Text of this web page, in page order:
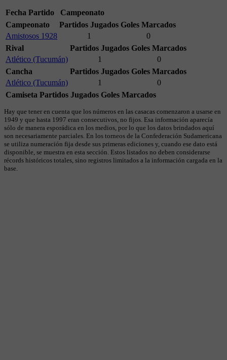
Fecha Partido
Campeonato
Campeonato
Partidos Jugados Goles Marcados
Amistosos 1928
1
0
Rival
Partidos Jugados Goles Marcados
Atlético (Tucumán)
1
0
Cancha
Partidos Jugados Goles Marcados
Atlético (Tucumán)
1
0
Camiseta Partidos Jugados Goles Marcados
Hay que tener en cuenta que los números en las casacas comenzaron a usarse en
1949 y que hasta 1997 eran consecutivos, no fijos. Esa información aparecía
sólo de manera esporádica en los medios, por lo que los datos brindados aquí
son necesariamente parciales. En los torneos de la Confederación Sudamericana
se utiliza numeración fija desde sus primeras ediciones y, cuando ese dato está
disponible, se muestra en esta sección. Estos listados no deben considerarse
récords históricos totales, sino registros limitados a la información cargada en la
base.